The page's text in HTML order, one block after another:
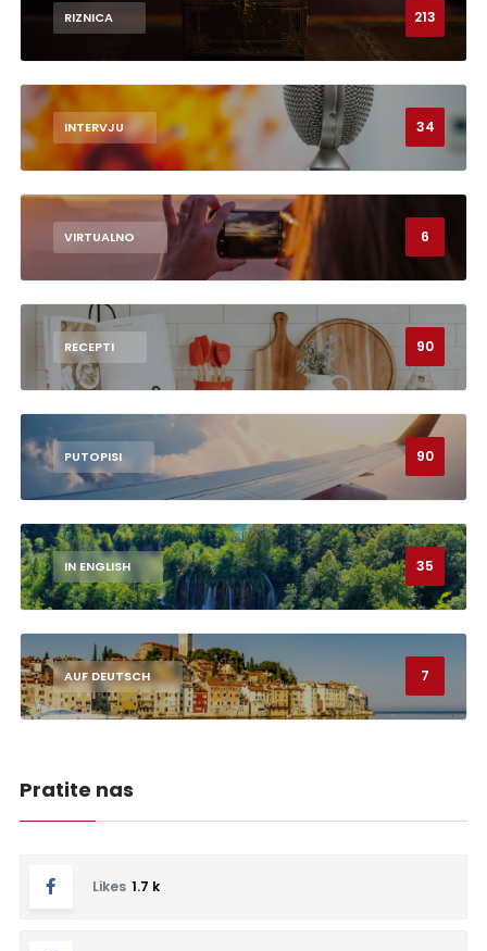
RIZNICA 213
INTERVJU 34
VIRTUALNO 6
RECEPTI 90
PUTOPISI 90
IN ENGLISH 35
AUF DEUTSCH 7
Pratite nas
Likes 1.7 k